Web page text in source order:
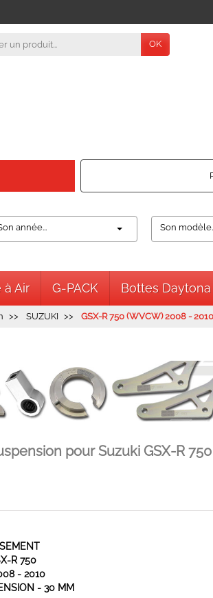
OK
année... Son
à Air G-PACK Bottes Daytona
SUZUKI GSX-R 750 (WVCW) 2008 - 2010
pour Suzuki GSX-R
R 750
- 2010
- 30 MM